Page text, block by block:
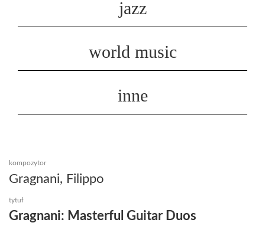
jazz
world music
inne
kompozytor
Gragnani, Filippo
tytuł
Gragnani: Masterful Guitar Duos